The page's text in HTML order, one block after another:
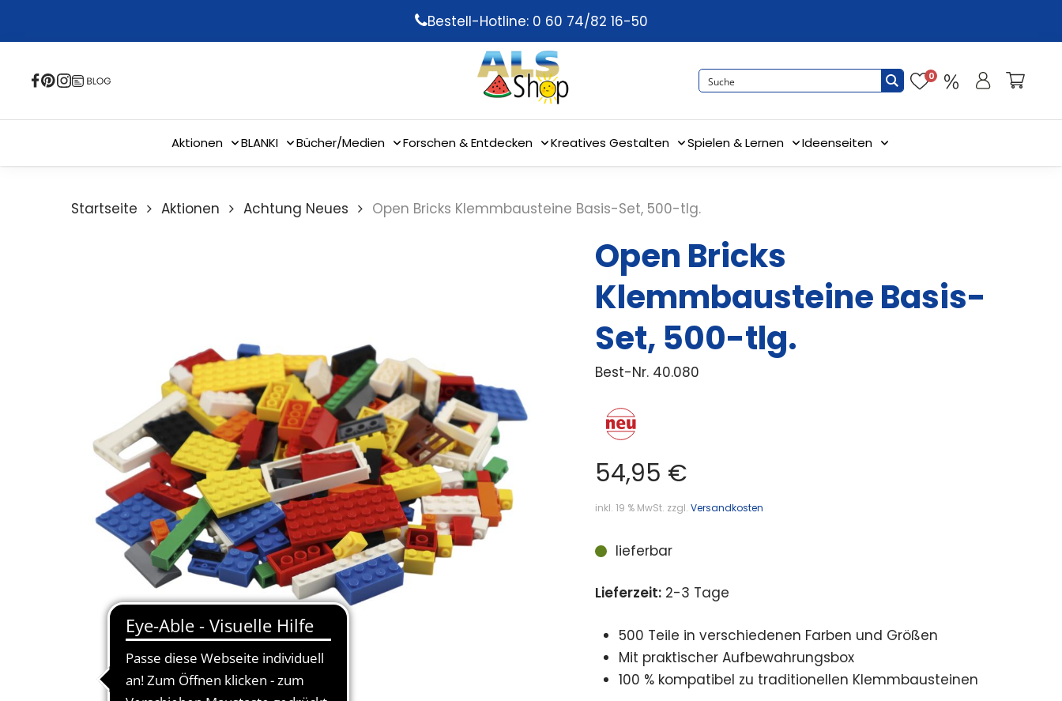
content
Bestell-Hotline: 0 60 74/82 16-50
0
Aktionen BLANKI Bücher/Medien Forschen & Entdecken Kreatives Gestalten Spielen & Lernen Ideenseiten
Startseite Aktionen Achtung Neues Open Bricks Klemmbausteine Basis-Set, 500-tlg.
Open Bricks
Klemmbausteine Basis-
Set, 500-tlg.
Best-Nr. 40.080
54,95 €
inkl. 19 % MwSt. zzgl.Versandkosten
lieferbar
Lieferzeit: 2-3 Tage
500 Teile in verschiedenen Farben und Größen
Mit praktischer Aufbewahrungsbox
100 % kompatibel zu traditionellen Klemmbausteinen